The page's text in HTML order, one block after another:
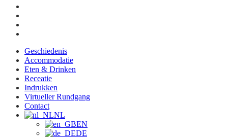
Geschiedenis
Accommodatie
Eten & Drinken
Receatie
Indrukken
Virtueller Rundgang
Contact
NL
EN
DE